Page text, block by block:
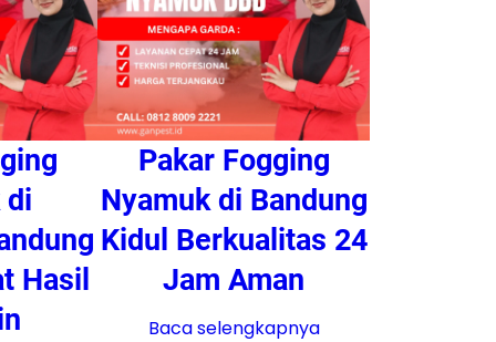
di
Hasil
Pakar Fogging
Nyamuk di Bandung
Kidul Berkualitas 24
Jam Aman
Baca selengkapnya